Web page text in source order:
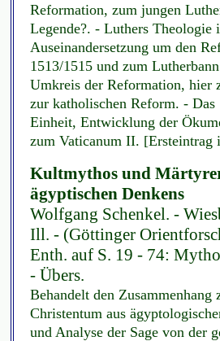
Reformation, zum jungen
Legende?. - Luthers
Auseinandersetzung um den
1513/1515 und zum
Umkreis der Reformation, hier
zur katholischen Reform. -
Einheit, Entwicklung der
zum Vaticanum II. [Ersteintrag
Kultmythos und
ägyptischen Denkens
Wolfgang Schenkel. -
Ill. - (Göttinger
Enth. auf S. 19 - 74:
- Übers.
Behandelt den
Christentum aus
und Analyse der Sage von der